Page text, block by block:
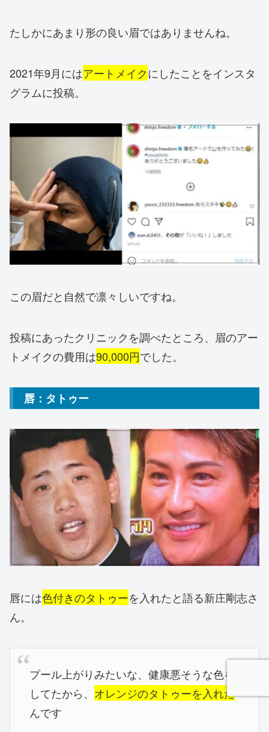
たしかにあまり形の良い眉ではありませんね。
2021年9月にはアートメイクにしたことをインスタ
グラムに投稿。
この眉だと自然で凛々しいですね。
投稿にあったクリニックを調べたところ、眉のアー
トメイクの費用は90,000円でした。
唇：タトゥー
唇には色付きのタトゥーを入れたと語る新庄剛志さ
ん。
プール上がりみたいな、健康悪そうな色を
してたから、 オレンジのタトゥーを入れた
んです